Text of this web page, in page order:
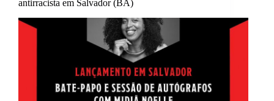
antirracista em Salvador (BA)